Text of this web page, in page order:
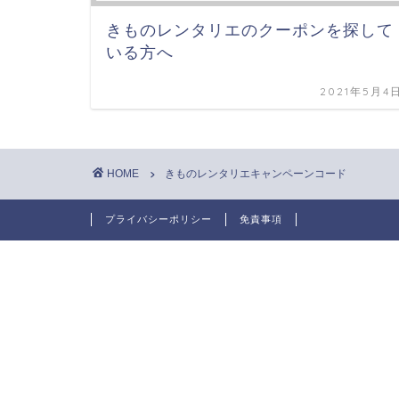
きものレンタリエのクーポンを探して
いる方へ
2021年5月4
HOME きものレンタリエキャンペーンコード
プライバシーポリシー 免責事項